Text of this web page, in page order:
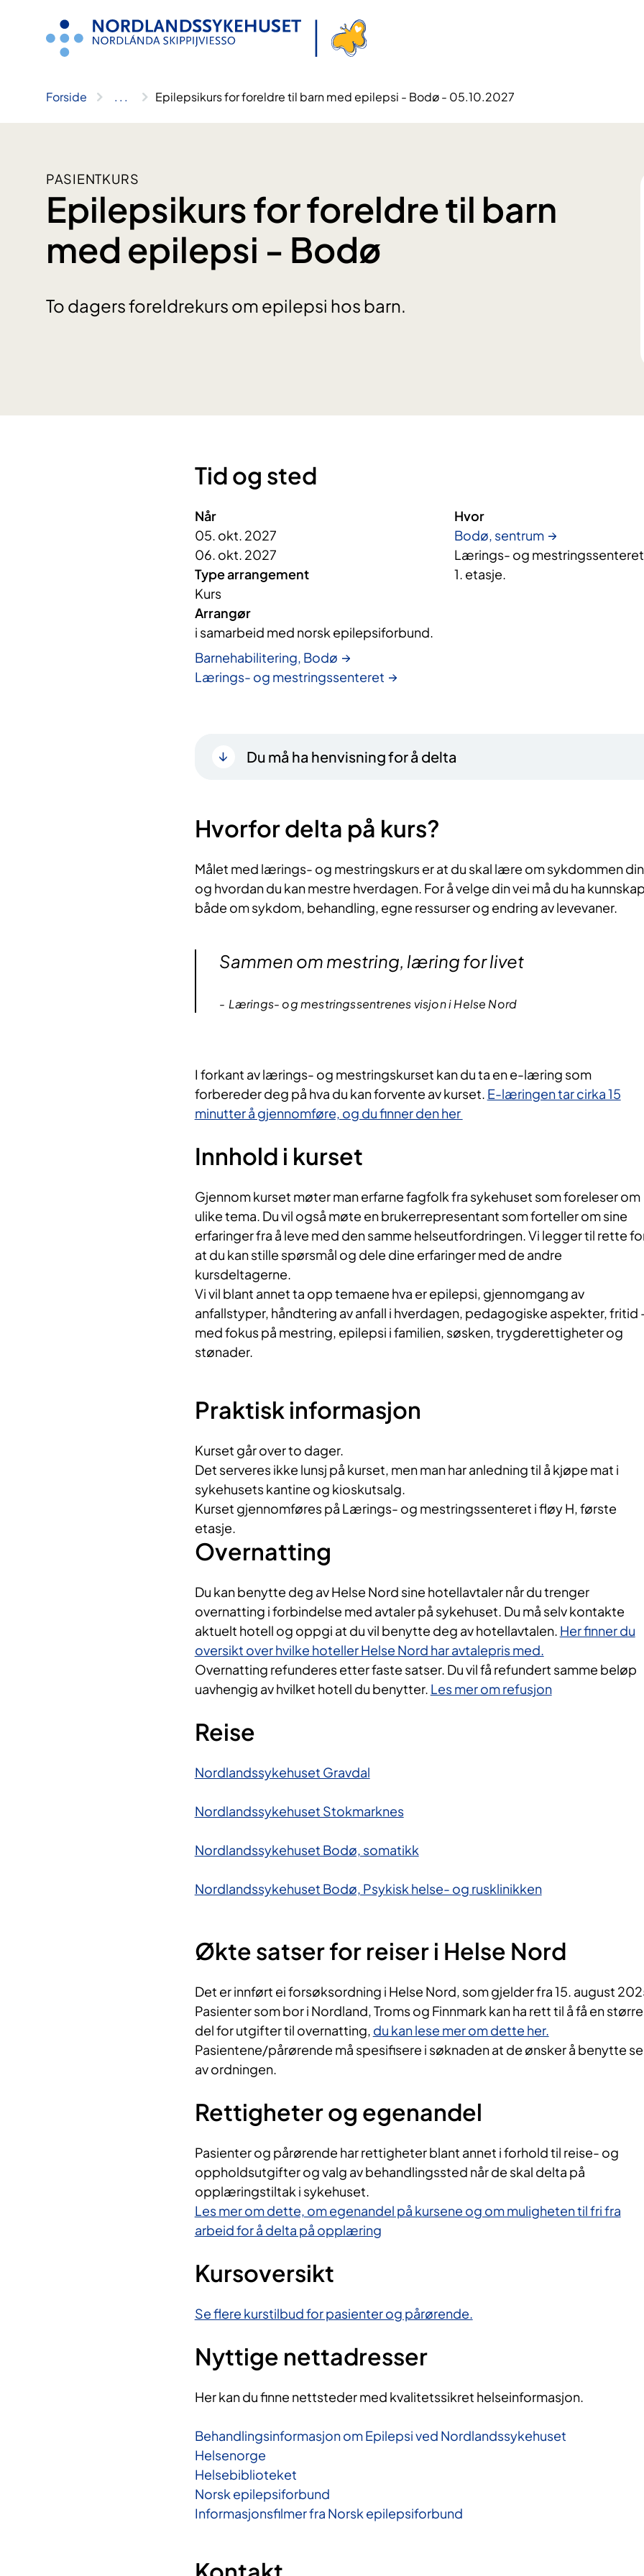
Forside .. . Epilepsikurs for foreldre til barn med epilepsi - Bodø - 05.10.2027
PASIENTKURS
Epilepsikurs for foreldre til barn
med epilepsi - Bodø
To dagers foreldrekurs om epilepsi hos barn.
Tid og sted
Når
05. okt. 2027
06. okt. 2027
Type arrangement
Kurs
Arrangør
i samarbeid med norsk epilepsiforbund.
Barnehabilitering, Bodø
Lærings- og mestringssenteret
Hvor
Bodø, sentrum
Lærings- og
1. etasje.
Du må ha henvisning for å delta
Hvorfor delta på kurs?​
Målet med lærings- og mestringskurs er at du skal lære om sykdommen din
og hvordan du kan mestre hverdagen. For å velge din vei må du ha
både om sykdom, behandling, egne ressurser og endring av levevaner.​​
Sammen om mestring, læring for livet
Lærings- og mestringssentrenes visjon i Helse Nord
I forka​nt av lærings- og mestringskurset kan du ta en e-læring som
forbereder deg på hva du kan forvente av kurset. E-læringen tar cirka 15
minutter å gjennomføre, og du finner den her​
Innhold i kurset​
Gjenno​m kurset møter man erfarne fagfolk fra sykehuset som foreleser om
ulike tema. Du vil også møte en brukerrepresentant som forteller om sine
erfaringer fra å leve med den samme helseutfordringen. Vi legger til rette
at du kan stille spørsmål og dele dine erfaringer med de andre
kursdeltagerne.​
Vi vil blant annet ta opp temaene hva er epilepsi, gjennomgang av
anfallstyper, håndtering av anfall i hverdagen, pedagogiske aspekter, fritid
med fokus på mestring, epilepsi i familien, søsken, trygderettigheter og
stønader.
Praktisk informasjon
Kurset går over to dager.
Det serveres ikke lunsj på kurset, men man har anledning til å kjøpe mat i
sykehusets kantine og kioskutsalg.
Kurset gjennomføres på Lærings- og mestringssenteret i fløy H, første
etasje.
Overnatting
Du kan benytte deg av Helse Nord sine hotellavtaler når du trenger
overnatting i forbindelse med avtaler på sykehuset. Du må selv kontakte
aktuelt hotell og oppgi at du vil benytte deg av hotellavtalen. Her finner du
oversikt over hvilke hoteller Helse Nord har avtalepris med.
Overnatting refunderes etter faste satser. Du vil få refundert samme beløp
uavhengig av hvilket hotell du benytter. Les mer om refusjon
Reise
Nordlandssykehuset Gravdal
Nordlandssykehuset Stokmarknes
Nordlandssykehuset Bodø, somatikk
Nordlandssykehuset Bodø, Psykisk helse- og rus​klinikken
Økte satser for reiser i Helse Nord
Det er innført ei forsøksordning i Helse Nord, som gjelder fra 15. august
Pasienter som bor i Nordland, Troms og Finnmark kan ha rett til å få en større
del for utgifter til overnatting, du kan lese mer om dette her.
Pasientene/pårørende må spesifisere i søknaden at de ønsker å benytte
av ordningen.
Rettigheter og egenandel
Pasienter og pårørende har rettigheter blant annet i forhold til reise- og
oppholdsutgifter og valg av behandlingssted når de skal delta på
opplæringstiltak i sykehuset.
Les mer om dette, om egenandel på kursene og om muligheten til fri fra
arbeid for å delta på opplæring
Kursoversikt
Se flere kurstilbud for pasienter og pårørende.
Nyttige nettadresser
Her kan du finne nettsteder med kvalitetssikret helseinformasjon.
Behandlingsinformasjon om Epilepsi ved Nordlandssykehuset
Helsenorge
Helsebiblioteket
Norsk epilepsiforbund
Informasjonsfilmer fra Norsk epilepsiforbund